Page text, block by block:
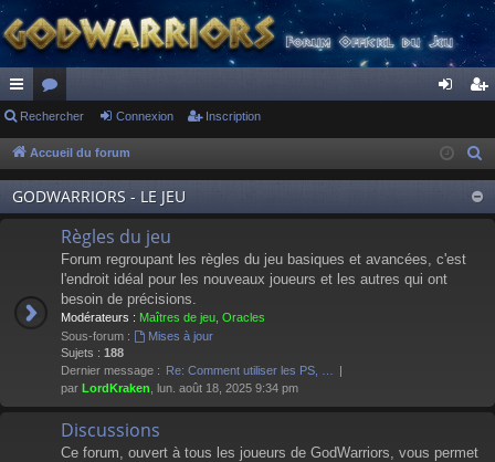
ac
co
ur
ci
or
u
m
s
ne
xi
on
cri
pti
on
Rechercher Connexion Inscription
Accueil du forum
GODWARRIORS - LE JEU
Règles du jeu
Forum regroupant les règles du jeu basiques et avancées, c'est
l'endroit idéal pour les nouveaux joueurs et les autres qui ont
besoin de précisions.
Modérateurs : Maîtres de jeu Oracles
Sous-forum :
Mises à jour
Sujets : 188
Dernier message : Re: Comment utiliser les PS, …
par LordKraken , lun. août 18, 2025 9:34 pm
Discussions
Ce forum, ouvert à tous les joueurs de GodWarriors, vous permet